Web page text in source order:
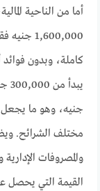
أما من الناحية
كاملة، وبدون
جنيه، وهو ما يجعل
مختلف الشرائح.
والمصروفات
القيمة التي يحصل